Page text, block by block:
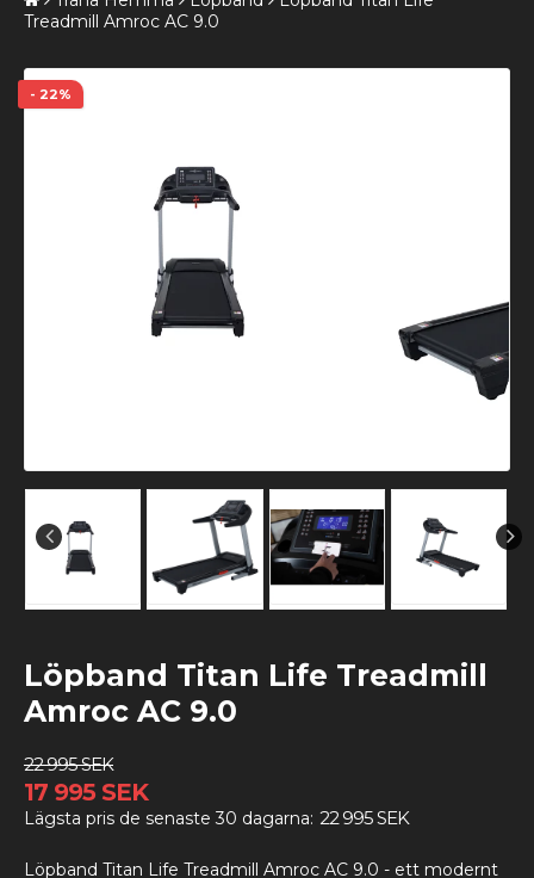
Treadmill Amroc AC 9.0
- 22%
Löpband Titan Life Treadmill
Amroc AC 9.0
22 995 SEK
17 995 SEK
Lägsta pris de senaste 30 dagarna 22 995 SEK
Löpband Titan Life Treadmill Amroc AC 9.0 - ett modernt